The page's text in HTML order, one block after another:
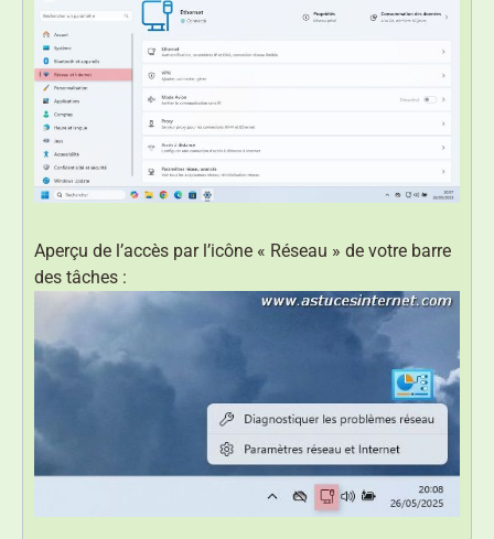
Aperçu de l’accès par l’icône « Réseau » de votre barre
des tâches :